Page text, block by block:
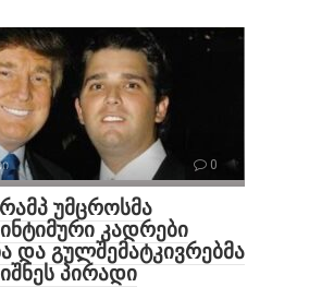
0
უმცროსმა
კადრები
და გულშემატკივრებმა
პირადი